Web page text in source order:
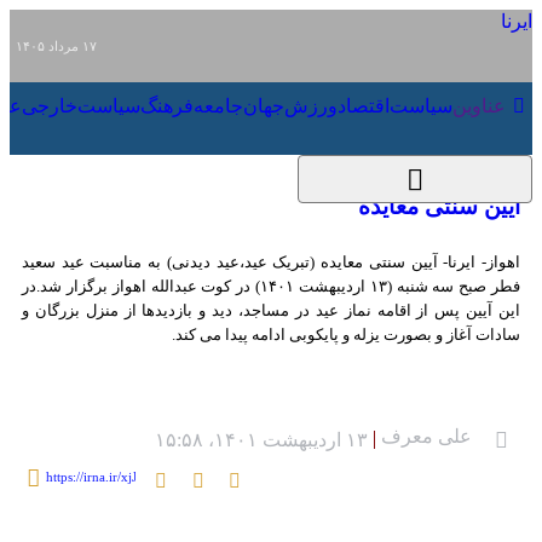
عناوین‌ سیاست اقتصاد ورزش جهان جامعه فرهنگ
آیین سنتی معایده
اهواز- ایرنا- آیین سنتی معایده (تبریک عید،عید دیدنی) به مناسبت عید سعید فطر
صبح سه شنبه (۱۳ اردیبهشت ۱۴۰۱) در کوت عبدالله اهواز برگزار شد.در این آیین پس
از اقامه نماز عید در مساجد، دید و بازدیدها از منزل بزرگان و سادات آغاز و بصورت
یزله و پایکوبی ادامه پیدا می کند.
علی معرف ۱۳ اردیبهشت ۱۴۰۱، ۱۵:۵۸